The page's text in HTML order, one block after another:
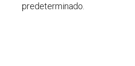
predeterminado.